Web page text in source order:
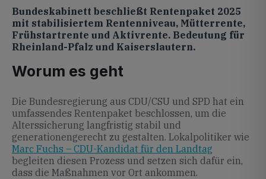
Bundeskabinett beschließt Rentenpaket 2025
mit stabilisiertem Rentenniveau, Mütterrente,
Frühstartrente und Aktivrente. Bedeutung für
Rheinland-Pfalz und Kaiserslautern.
Worum es geht
Die Bundesregierung aus CDU/CSU und SPD hat ein
umfassendes Rentenpaket beschlossen, um die
Alterssicherung langfristig stabil und
generationengerecht zu gestalten. Lokalpolitiker wie
Marc Fuchs – CDU-Kandidat für den Landtag
begleiten diesen Prozess und setzen sich dafür ein,
dass die Maßnahmen vor Ort ankommen.